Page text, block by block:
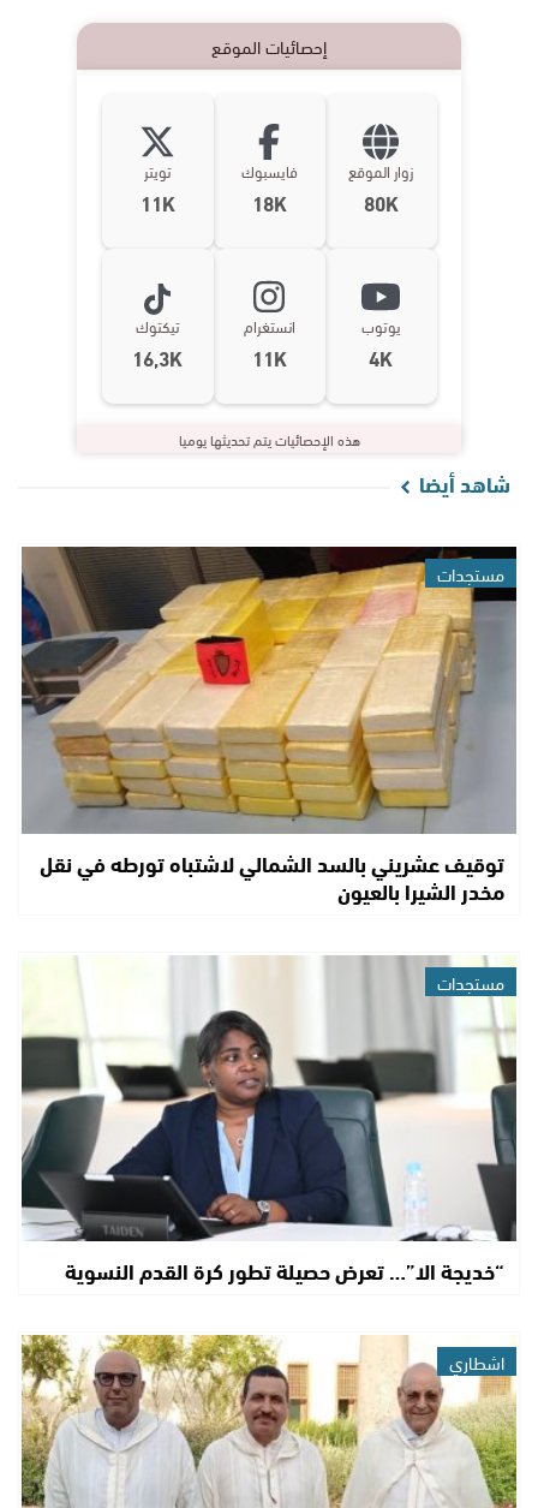
إحصائيات الموقع
زوار الموقع
80K
فايسبوك
18K
تويتر
11K
يوتوب
4K
انستغرام
11K
تيكتوك
16,3K
هذه الإحصائيات يتم تحديثها يوميا
شاهد أيضا
مستجدات
توقيف عشريني بالسد الشمالي لاشتباه تورطه في نقل
مخدر الشيرا بالعيون
مستجدات
“خديجة الا”… تعرض حصيلة تطور كرة القدم النسوية
اشطاري